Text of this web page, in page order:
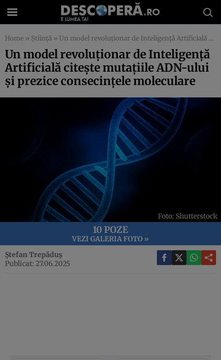
Home » Știință » Un model revoluționar de Inteligență Artificială citește mutațiile ADN-ului și prezice consecințele moleculare
Un model revoluționar de Inteligență
Artificială citește mutațiile ADN-ului
și prezice consecințele moleculare
Foto: Shutterstock
10 POZE
VEZI GALERIA FOTO »
Ștefan Trepăduș
Publicat: 27.06.2025